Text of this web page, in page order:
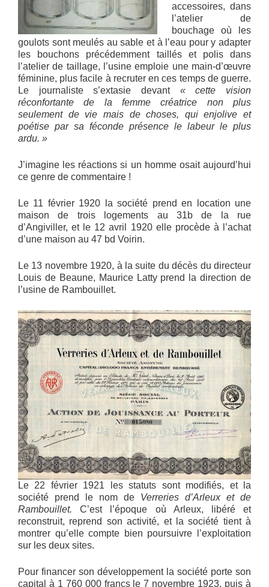
accessoires, dans
l’atelier de
bouchage où les
goulots sont meulés au sable et à l’eau pour y adapter
les bouchons précédemment taillés et polis dans
l’atelier de taillage, l’usine emploie une main-d’œuvre
féminine, plus facile à recruter en ces temps de guerre.
Le journaliste s’extasie devant « cette vision
réconfortante de la femme créatrice non plus
seulement de vie mais de choses, qui enjolive et
poétise par sa féconde présence le labeur le plus
ardu. »
J’imagine les réactions si un homme osait aujourd’hui
ce genre de commentaire !
Le 11 février 1920 la société prend en location une
maison de trois logements au 31b de la rue
d’Angiviller, et le 12 avril 1920 elle procède à l’achat
d’une maison au 47 bd Voirin.
Le 13 novembre 1920, à la suite du décès du directeur
Louis de Beaune, Maurice Latty prend la direction de
l’usine de Rambouillet.
Le 22 février 1921 les statuts sont modifiés, et la
société prend le nom de Verreries d’Arleux et de
Rambouillet. C’est l’époque où Arleux, libéré et
reconstruit, reprend son activité, et la société tient à
montrer qu’elle compte bien poursuivre l’exploitation
sur les deux sites.
Pour financer son développement la société porte son
capital à 1 760 000 francs le 7 novembre 1923, puis à